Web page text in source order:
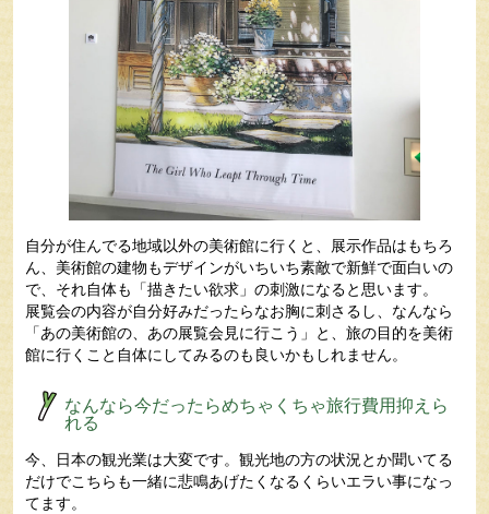
自分が住んでる地域以外の美術館に行くと、展示作品はもちろ
ん、美術館の建物もデザインがいちいち素敵で新鮮で面白いの
で、それ自体も「描きたい欲求」の刺激になると思います。
展覧会の内容が自分好みだったらなお胸に刺さるし、なんなら
「あの美術館の、あの展覧会見に行こう」と、旅の目的を美術
館に行くこと自体にしてみるのも良いかもしれません。
なんなら今だったらめちゃくちゃ旅行費用抑えら
れる
今、日本の観光業は大変です。観光地の方の状況とか聞いてる
だけでこちらも一緒に悲鳴あげたくなるくらいエラい事になっ
てます。